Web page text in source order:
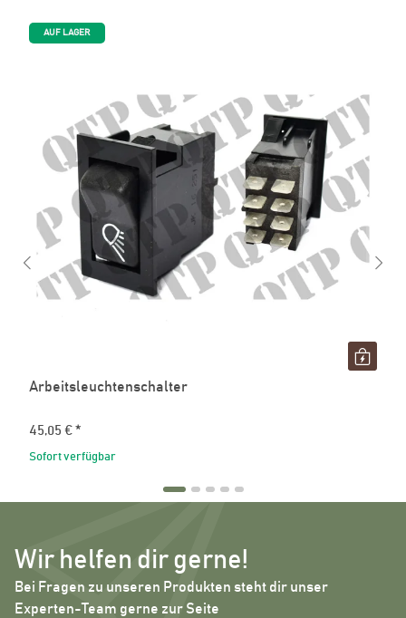
AUF LAGER
Arbeitsleuchtenschalter
45,05 € *
Sofort verfügbar
Wir helfen dir gerne!
Bei Fragen zu unseren Produkten steht dir unser
Experten-Team gerne zur Seite